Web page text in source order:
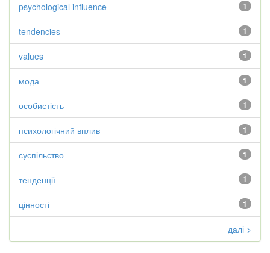
1
psychological influence
1
tendencies
1
values
1
мода
1
особистість
1
психологічний вплив
1
суспільство
1
тенденції
1
цінності
далі >